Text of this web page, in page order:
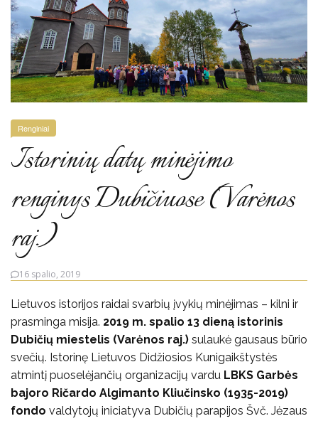
Renginiai
Istorinių datų minėjimo
renginys Dubičiuose (Varėnos
raj.)
16 spalio, 2019
Lietuvos istorijos raidai svarbių įvykių minėjimas – kilni ir
prasminga misija. 2019 m. spalio 13 dieną istorinis
Dubičių miestelis (Varėnos raj.) sulaukė gausaus būrio
svečių. Istorinę Lietuvos Didžiosios Kunigaikštystės
atmintį puoselėjančių organizacijų vardu LBKS Garbės
bajoro Ričardo Algimanto Kliučinsko (1935-2019)
fondo valdytojų iniciatyva Dubičių parapijos Švč. Jėzaus